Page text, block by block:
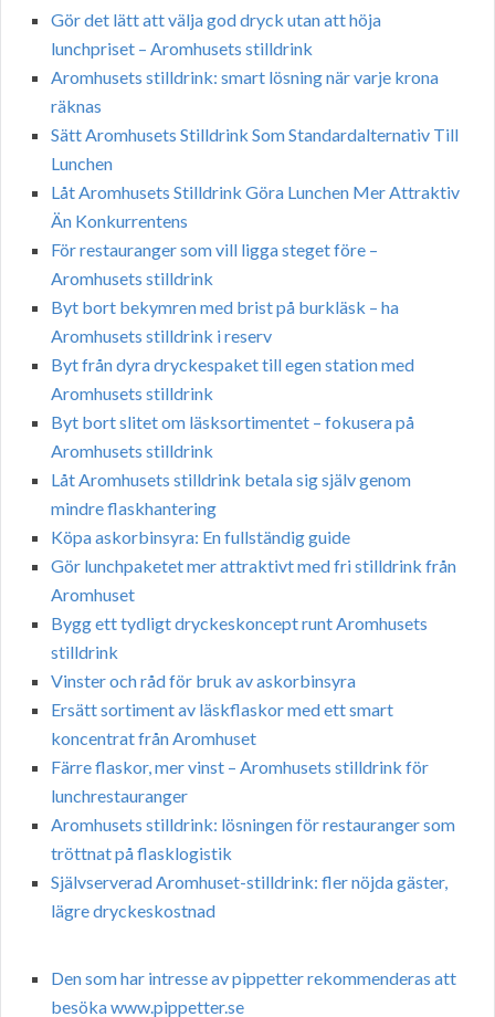
Gör det lätt att välja god dryck utan att höja
lunchpriset – Aromhusets stilldrink
Aromhusets stilldrink: smart lösning när varje krona
räknas
Sätt Aromhusets Stilldrink Som Standardalternativ Till
Lunchen
Låt Aromhusets Stilldrink Göra Lunchen Mer Attraktiv
Än Konkurrentens
För restauranger som vill ligga steget före –
Aromhusets stilldrink
Byt bort bekymren med brist på burkläsk – ha
Aromhusets stilldrink i reserv
Byt från dyra dryckespaket till egen station med
Aromhusets stilldrink
Byt bort slitet om läsksortimentet – fokusera på
Aromhusets stilldrink
Låt Aromhusets stilldrink betala sig själv genom
mindre flaskhantering
Köpa askorbinsyra: En fullständig guide
Gör lunchpaketet mer attraktivt med fri stilldrink från
Aromhuset
Bygg ett tydligt dryckeskoncept runt Aromhusets
stilldrink
Vinster och råd för bruk av askorbinsyra
Ersätt sortiment av läskflaskor med ett smart
koncentrat från Aromhuset
Färre flaskor, mer vinst – Aromhusets stilldrink för
lunchrestauranger
Aromhusets stilldrink: lösningen för restauranger som
tröttnat på flasklogistik
Självserverad Aromhuset-stilldrink: fler nöjda gäster,
lägre dryckeskostnad
Den som har intresse av pippetter rekommenderas att
besöka www.pippetter.se